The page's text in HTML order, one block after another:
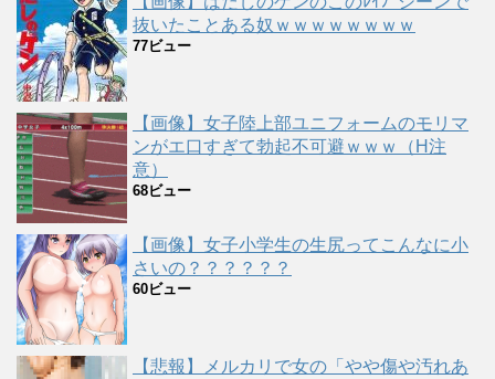
抜いたことある奴ｗｗｗｗｗｗｗｗ
77ビュー
【画像】女子陸上部ユニフォームのモリマ
ンがエ口すぎて勃起不可避ｗｗｗ（H注
意）
68ビュー
【画像】女子小学生の生尻ってこんなに小
さいの？？？？？？
60ビュー
【悲報】メルカリで女の「やや傷や汚れあ